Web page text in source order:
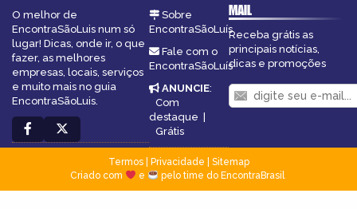
O melhor de
EncontraSãoLuis num só
lugar! Dicas, onde ir, o que
fazer, as melhores
empresas, locais, serviços
e muito mais no guia
EncontraSãoLuis.
Sobre
EncontraSãoLuís
Fale com o
EncontraSãoLuís
ANUNCIE:
Com
destaque |
Grátis
MAIL
Receba grátis as
principais notícias,
dicas e promoções
Termos| Privacidade
Sitemap
Criado com
e pelo time do EncontraBrasil